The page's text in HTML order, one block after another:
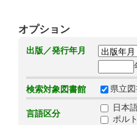
オプション
出版／発行年月
検索対象図書館 県立
言語区分
日本
ポル